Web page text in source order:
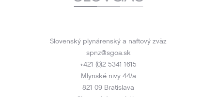
Slovenský plynárenský a naftový zväz
spnz@sgoa.sk
+421 (0)2 5341 1615
Mlynské nivy 44/a
821 09 Bratislava